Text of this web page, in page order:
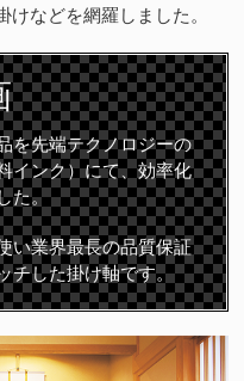
などを網羅しました。
を先端テクノロジーの
インク）にて、効率化
た。
い業界最長の品質保証
チした掛け軸です。